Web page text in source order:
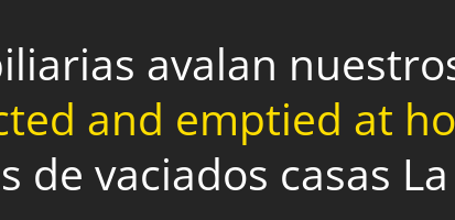
avalan
and emptied at
de vaciados casas